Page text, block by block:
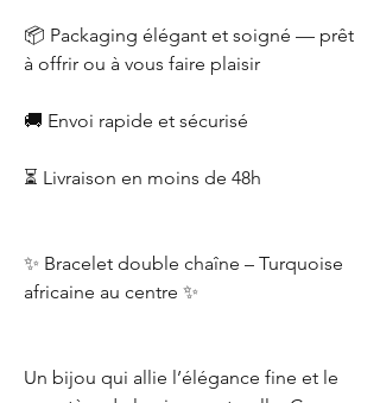
📦 Packaging élégant et soigné — prêt
à offrir ou à vous faire plaisir
🚚 Envoi rapide et sécurisé
⏳ Livraison en moins de 48h
✨ Bracelet double chaîne – Turquoise
africaine au centre ✨
Un bijou qui allie l’élégance fine et le